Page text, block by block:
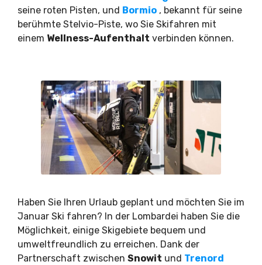
seine roten Pisten, und Bormio , bekannt für seine
berühmte Stelvio-Piste, wo Sie Skifahren mit
einem Wellness-Aufenthalt verbinden können.
Haben Sie Ihren Urlaub geplant und möchten Sie im
Januar Ski fahren? In der Lombardei haben Sie die
Möglichkeit, einige Skigebiete bequem und
umweltfreundlich zu erreichen. Dank der
Partnerschaft zwischen Snowit und Trenord